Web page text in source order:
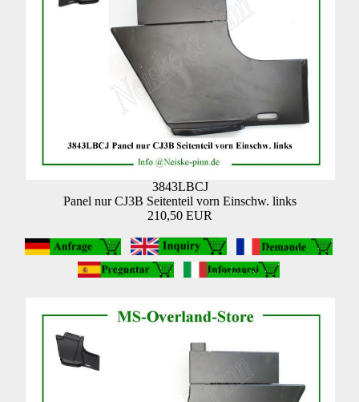
3843LBCJ
Panel nur CJ3B Seitenteil vorn Einschw. links
210,50 EUR